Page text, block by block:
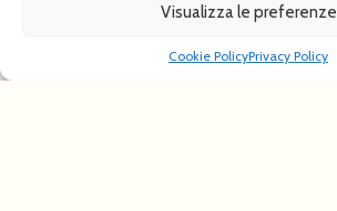
Visualizza le preferenze
Cookie PolicyPrivacy Policy